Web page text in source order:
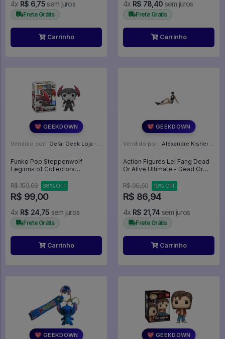
4x R$ 6,75 sem juros
Frete Grátis
Carrinho
4x R$ 78,40 sem juros
Frete Grátis
Carrinho
💖 GEEKDOWN
Vendido por: Geral Geek Loja - SP
Funko Pop Steppenwolf
Legions of Collectors
#214
R$ 159,68 38% OFF
R$ 99,00
4x R$ 24,75 sem juros
Frete Grátis
Carrinho
💖 GEEKDOWN
Vendido por: Alexandre Kisner - PR
Action Figures Lei Fang Dead
Or Alive Ultimate - Dead Or
R$ 96,60
10% OFF
R$ 86,94
4x R$ 21,74 sem juros
Frete Grátis
Carrinho
💖 GEEKDOWN 💖 GEEKDOWN